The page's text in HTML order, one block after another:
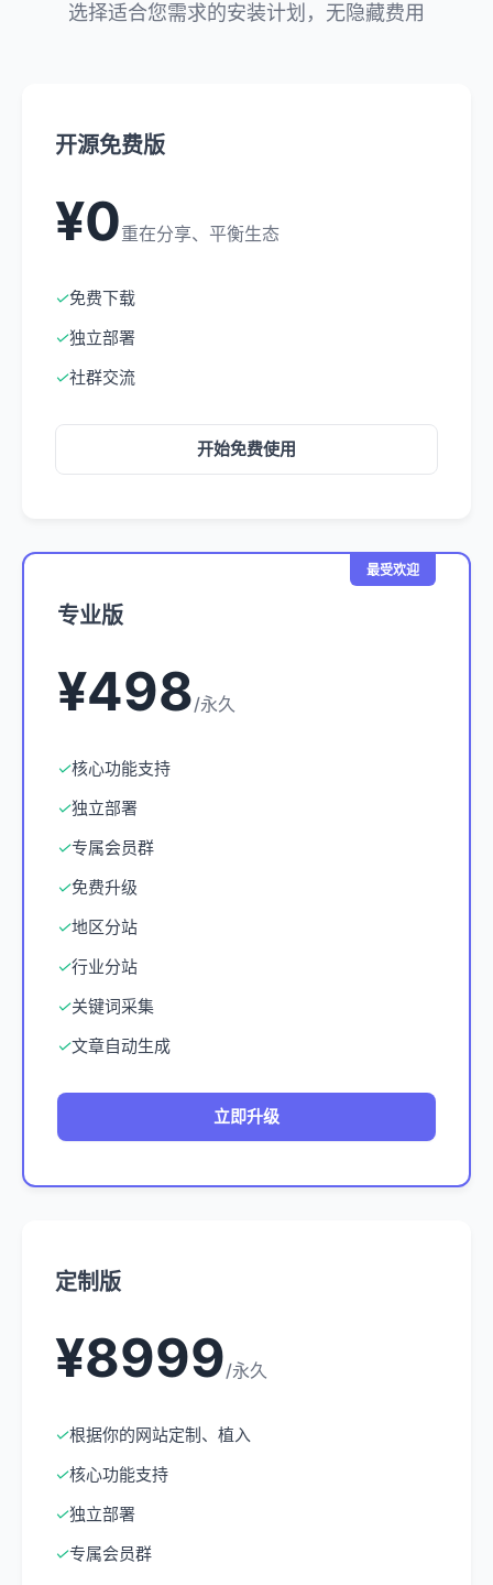
选择适合您需求的安装计划，无隐藏费用
开源免费版
¥0重在分享、平衡生态
✓免费下载
✓独立部署
✓社群交流
开始免费使用
最受欢迎
专业版
¥498/永久
✓核心功能支持
✓独立部署
✓专属会员群
✓免费升级
✓地区分站
✓行业分站
✓关键词采集
✓文章自动生成
立即升级
定制版
¥8999/永久
✓根据你的网站定制、植入
✓核心功能支持
✓独立部署
✓专属会员群